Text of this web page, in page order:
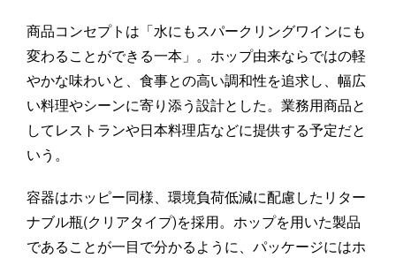
商品コンセプトは「水にもスパークリングワインにも
変わることができる一本」。ホップ由来ならではの軽
やかな味わいと、食事との高い調和性を追求し、幅広
い料理やシーンに寄り添う設計とした。業務用商品と
してレストランや日本料理店などに提供する予定だと
いう。
容器はホッピー同様、環境負荷低減に配慮したリター
ナブル瓶(クリアタイプ)を採用。ホップを用いた製品
であることが一目で分かるように、パッケージにはホ